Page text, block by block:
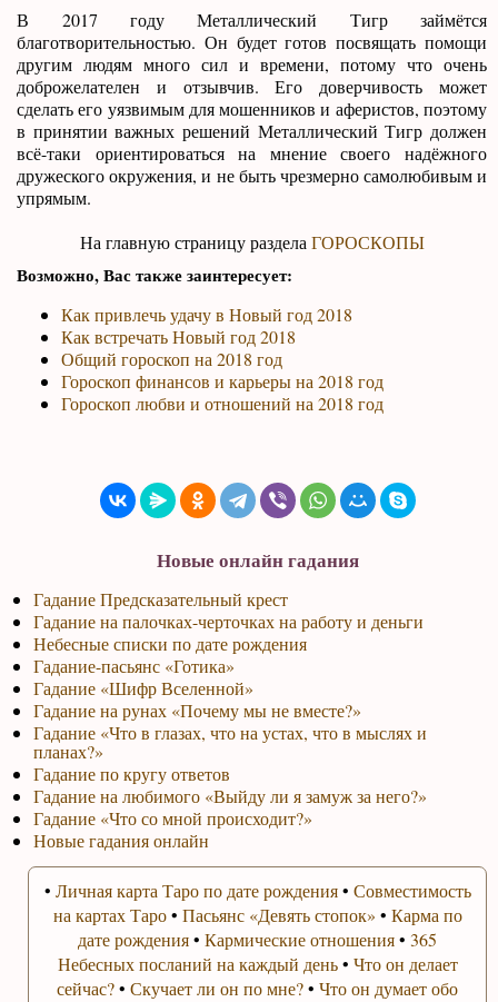
В 2017 году Металлический Тигр займётся
благотворительностью. Он будет готов посвящать помощи
другим людям много сил и времени, потому что очень
доброжелателен и отзывчив. Его доверчивость может
сделать его уязвимым для мошенников и аферистов, поэтому
в принятии важных решений Металлический Тигр должен
всё-таки ориентироваться на мнение своего надёжного
дружеского окружения, и не быть чрезмерно самолюбивым и
упрямым.
На главную страницу раздела ГОРОСКОПЫ
Возможно, Вас также заинтересует:
Как привлечь удачу в Новый год 2018
Как встречать Новый год 2018
Общий гороскоп на 2018 год
Гороскоп финансов и карьеры на 2018 год
Гороскоп любви и отношений на 2018 год
Новые онлайн гадания
Гадание Предсказательный крест
Гадание на палочках-черточках на работу и деньги
Небесные списки по дате рождения
Гадание-пасьянс «Готика»
Гадание «Шифр Вселенной»
Гадание на рунах «Почему мы не вместе?»
Гадание «Что в глазах, что на устах, что в мыслях и
планах?»
Гадание по кругу ответов
Гадание на любимого «Выйду ли я замуж за него?»
Гадание «Что со мной происходит?»
Новые гадания онлайн
• Личная карта Таро по дате рождения• Совместимость
на картах Таро• Пасьянс «Девять стопок» • Карма по
дате рождения•Кармические отношения•365
Небесных посланий на каждый день• Что он делает
сейчас?•Скучает ли он по мне?•Что он думает обо